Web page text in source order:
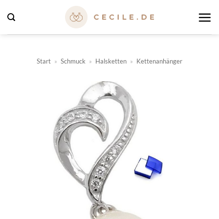
Inhalt
springen
Start » Schmuck » Halsketten » Kettenanhänger